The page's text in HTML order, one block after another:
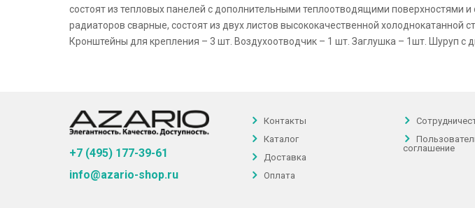
состоят из тепловых панелей с дополнительными теплоотводящими
радиаторов сварные, состоят из двух листов высококачественной
Кронштейны для крепления – 3 шт. Воздухоотводчик – 1 шт. Заглушка – 1шт. Шуруп с
+7 (495) 177-39-61
info@azario-shop.ru
Контакты
Каталог
Доставка
Оплата
соглашение